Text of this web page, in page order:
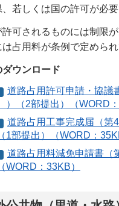
若しくは国の許可が必要
可されるものには制限が
占用料が条例で定められ
ウンロード
道路占用許可申請・協議
）（2部提出）（WORD：
道路占用工事完成届（第
1部提出）（WORD：
道路占用料減免申請書（
WORD：33KB）